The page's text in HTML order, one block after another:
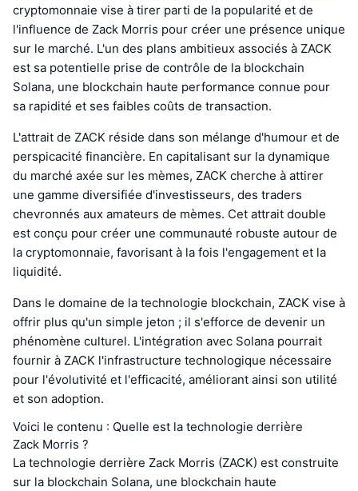
cryptomonnaie vise à tirer parti de la popularité et de
l'influence de Zack Morris pour créer une présence unique
sur le marché. L'un des plans ambitieux associés à ZACK
est sa potentielle prise de contrôle de la blockchain
Solana, une blockchain haute performance connue pour
sa rapidité et ses faibles coûts de transaction.
L'attrait de ZACK réside dans son mélange d'humour et de
perspicacité financière. En capitalisant sur la dynamique
du marché axée sur les mèmes, ZACK cherche à attirer
une gamme diversifiée d'investisseurs, des traders
chevronnés aux amateurs de mèmes. Cet attrait double
est conçu pour créer une communauté robuste autour de
la cryptomonnaie, favorisant à la fois l'engagement et la
liquidité.
Dans le domaine de la technologie blockchain, ZACK vise à
offrir plus qu'un simple jeton ; il s'efforce de devenir un
phénomène culturel. L'intégration avec Solana pourrait
fournir à ZACK l'infrastructure technologique nécessaire
pour l'évolutivité et l'efficacité, améliorant ainsi son utilité
et son adoption.
Voici le contenu : Quelle est la technologie derrière
Zack Morris ?
La technologie derrière Zack Morris (ZACK) est construite
sur la blockchain Solana, une blockchain haute